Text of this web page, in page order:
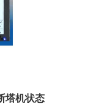
塔机状态